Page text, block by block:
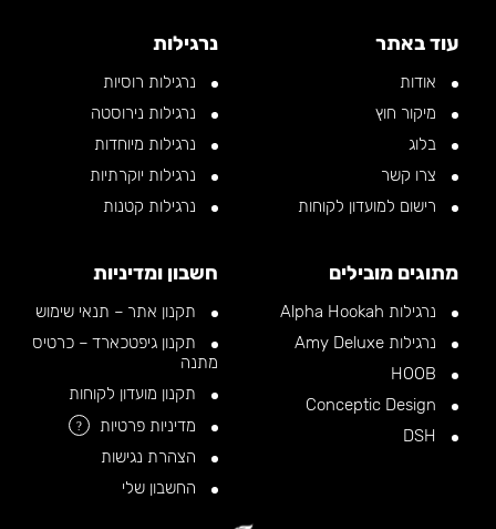
עוד באתר
אודות
מיקור חוץ
בלוג
צרו קשר
רישום למועדון לקוחות
נרגילות
נרגילות רוסיות
נרגילות נירוסטה
נרגילות מיוחדות
נרגילות יוקרתיות
נרגילות קטנות
מתוגים מובילים
נרגילות Alpha Hookah
נרגילות Amy Deluxe
חשבון ומדיניות
תקנון אתר – תנאי שימוש
תקנון גיפטכארד – כרטיס
מתנה
תקנון מועדון לקוחות
מדיניות פרטיות
?
הצהרת נגישות
החשבון שלי